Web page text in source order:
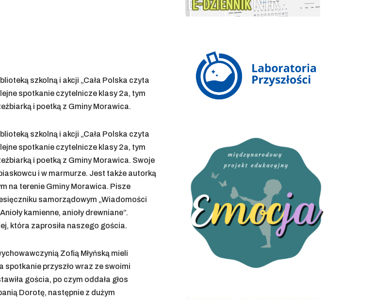
szkolną i akcji „Cała Polska czyta
spotkanie czytelnicze klasy 2a, tym
i poetką z Gminy Morawica.
szkolną i akcji „Cała Polska czyta
spotkanie czytelnicze klasy 2a, tym
i poetką z Gminy Morawica. Swoje
i w marmurze. Jest także autorką
na terenie Gminy Morawica. Pisze
samorządowym „Wiadomości
kamienne, anioły drewniane”.
która zaprosiła naszego gościa.
Zofią Młyńską mieli
przyszło wraz ze swoimi
gościa, po czym oddała głos
Dorotę, następnie z dużym